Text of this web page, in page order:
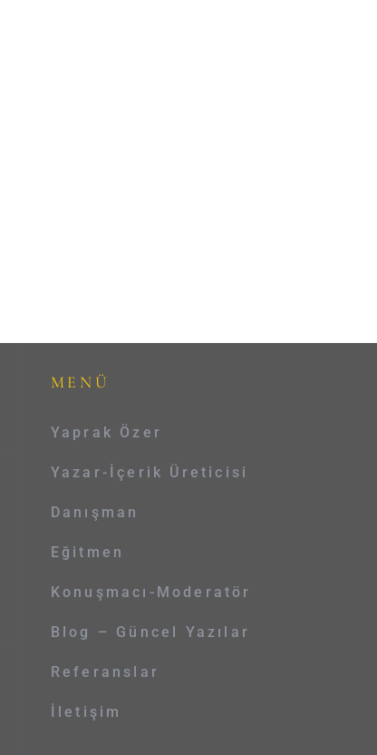
MENÜ
Yaprak Özer
Yazar-İçerik Üreticisi
Danışman
Eğitmen
Konuşmacı-Moderatör
Blog – Güncel Yazılar
Referanslar
İletişim